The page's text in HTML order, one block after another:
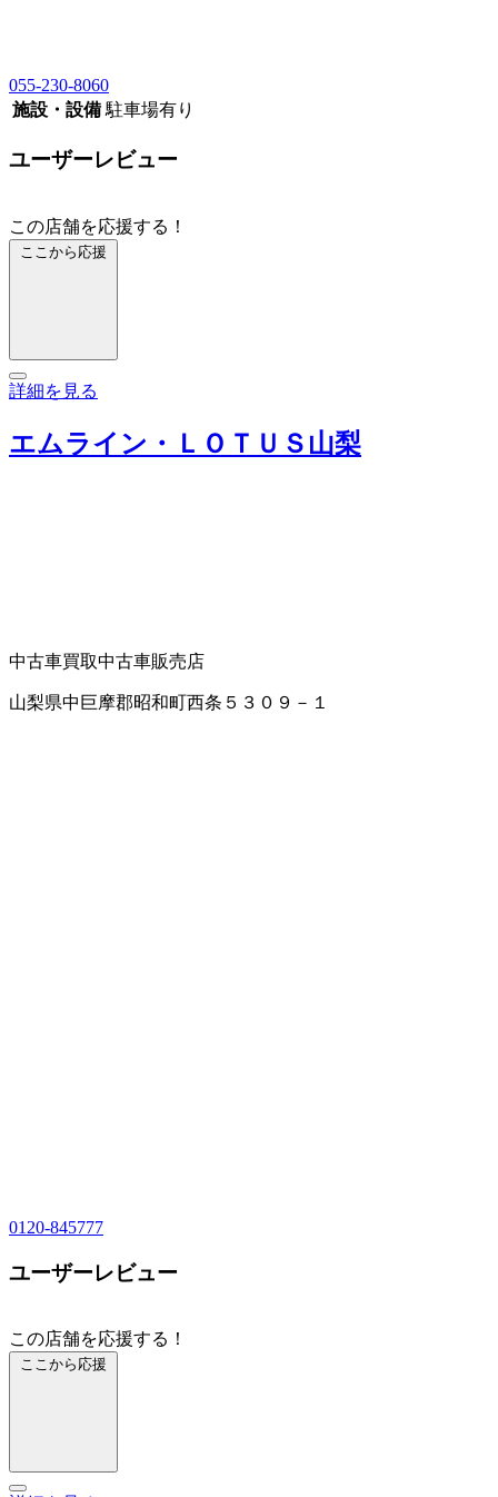
055-230-8060
施設・設備 駐車場有り
ユーザーレビュー
この店舗を応援する！
ここから応援
詳細を見る
エムライン・ＬＯＴＵＳ山梨
中古車買取中古車販売店
山梨県中巨摩郡昭和町西条５３０９－１
0120-845777
ユーザーレビュー
この店舗を応援する！
ここから応援